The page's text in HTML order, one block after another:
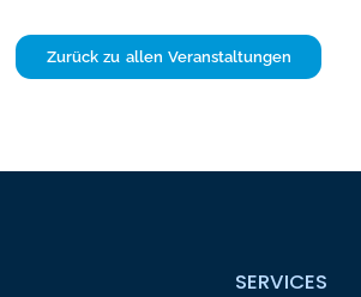
Zurück zu allen Veranstaltungen
SERVICES